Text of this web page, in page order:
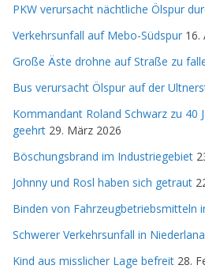
PKW verursacht nächtliche Ölspur
Verkehrsunfall auf Mebo-Südspur 16.
Große Äste drohne auf Straße zu
Bus verursacht Ölspur auf der
Kommandant Roland Schwarz zu 40
geehrt 29. März 2026
Böschungsbrand im Industriegebiet
Johnny und Rosl haben sich getraut
Binden von Fahrzeugbetriebsmitteln
Schwerer Verkehrsunfall in
Kind aus misslicher Lage befreit 28.